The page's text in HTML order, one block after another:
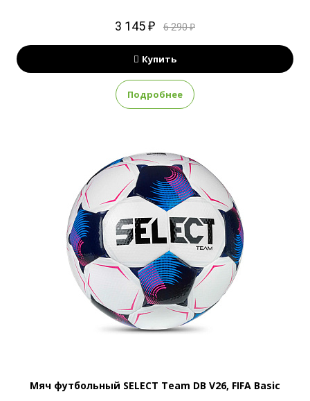
3 145 ₽ 6 290 ₽
Купить
Подробнее
Мяч футбольный SELECT Team DB V26, FIFA Basic